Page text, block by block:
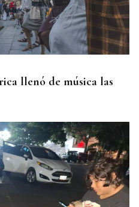
llenó de música las